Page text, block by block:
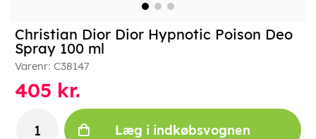
Christian Dior Dior Hypnotic Poison Deo
Spray 100 ml
Varenr: C38147
405 kr.
Læg i indkøbsvognen